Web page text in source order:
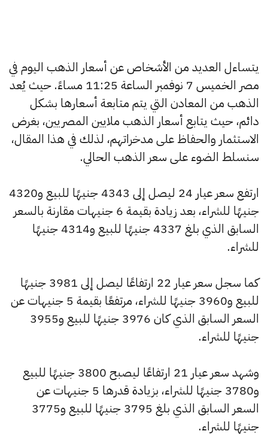
يتساءل العديد من الأشخاص عن أسعار الذهب اليوم في
مصر الخميس 7 نوفمبر الساعة 11:25 مساءً. حيث يُعد
الذهب من المعادن التي يتم متابعة أسعارها بشكل
دائم، حيث يتابع أسعار الذهب ملايين المصريين، بغرض
الاستثمار والحفاظ على مدخراتهم، لذلك في هذا المقال،
سنسلط الضوء على سعر الذهب الحالي.
ارتفع سعر عيار 24 ليصل إلى 4343 جنيهًا للبيع و4320
جنيهًا للشراء، بعد زيادة بقيمة 6 جنيهات مقارنة بالسعر
السابق الذي بلغ 4337 جنيهًا للبيع و4314 جنيهًا
للشراء.
كما سجل سعر عيار 22 ارتفاعًا ليصل إلى 3981 جنيهًا
للبيع و3960 جنيهًا للشراء، مرتفعًا بقيمة 5 جنيهات عن
السعر السابق الذي كان 3976 جنيهًا للبيع و3955
جنيهًا للشراء.
وشهد سعر عيار 21 ارتفاعًا ليصبح 3800 جنيهًا للبيع
و3780 جنيهًا للشراء، بزيادة قدرها 5 جنيهات عن
السعر السابق الذي بلغ 3795 جنيهًا للبيع و3775
جنيهًا للشراء.